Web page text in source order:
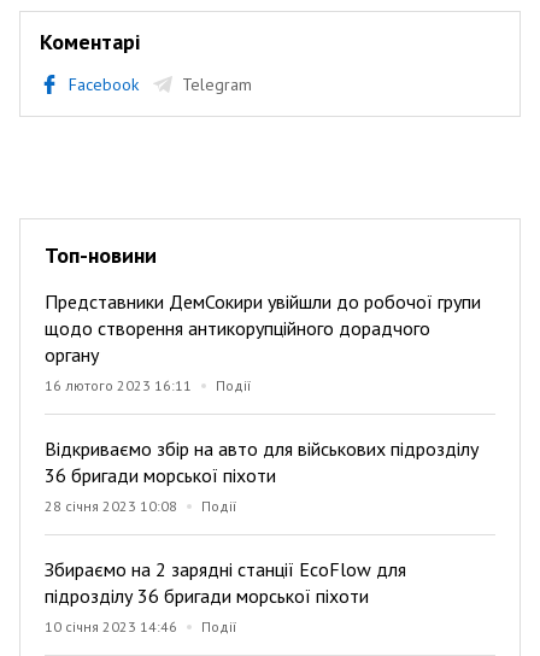
Коментарі
Facebook Telegram
Топ-новини
Представники ДемСокири увійшли до робочої групи
щодо створення антикорупційного дорадчого
органу
16 лютого 2023 16:11 Події
Відкриваємо збір на авто для військових підрозділу
36 бригади морської піхоти
28 січня 2023 10:08 Події
Збираємо на 2 зарядні станції EcoFlow для
підрозділу 36 бригади морської піхоти
10 січня 2023 14:46 Події